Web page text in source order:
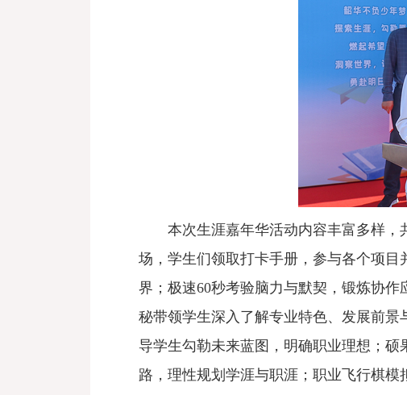
本次生涯嘉年华活动内容丰富多样
场，学生们领取打卡手册，参与各个项
界；极速60秒考验脑力与默契，锻炼协
秘带领学生深入了解专业特色、发展前景
导学生勾勒未来蓝图，明确职业理想；
路，理性规划学涯与职涯；职业飞行棋